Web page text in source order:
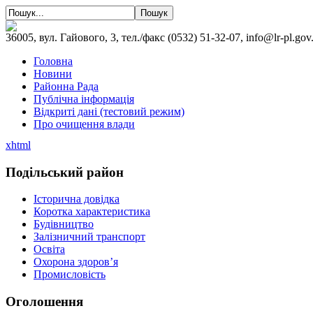
36005, вул. Гайового, 3, тел./факс (0532) 51-32-07, info@lr-
Головна
Новини
Районна Рада
Публічна інформація
Відкриті дані (тестовий режим)
Про очищення влади
xhtml
Подільський район
Історична довідка
Коротка характеристика
Будівництво
Залізничний транспорт
Освіта
Охорона здоров’я
Промисловість
Оголошення